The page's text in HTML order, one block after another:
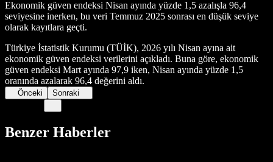
Ekonomik güven endeksi Nisan ayında yüzde 1,5 azalışla 96,4
seviyesine inerken, bu veri Temmuz 2025 sonrası en düşük seviye
olarak kayıtlara geçti.
Türkiye İstatistik Kurumu (TÜİK), 2026 yılı Nisan ayına ait
ekonomik güven endeksi verilerini açıkladı. Buna göre, ekonomik
güven endeksi Mart ayında 97,9 iken, Nisan ayında yüzde 1,5
oranında azalarak 96,4 değerini aldı.
Önceki Sonraki
Benzer Haberler